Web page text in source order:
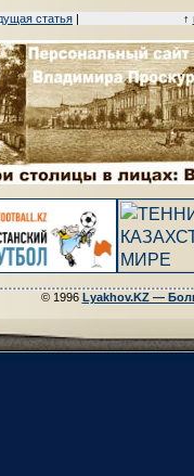
статья ↑
© 1996 Lyakhov.KZ —